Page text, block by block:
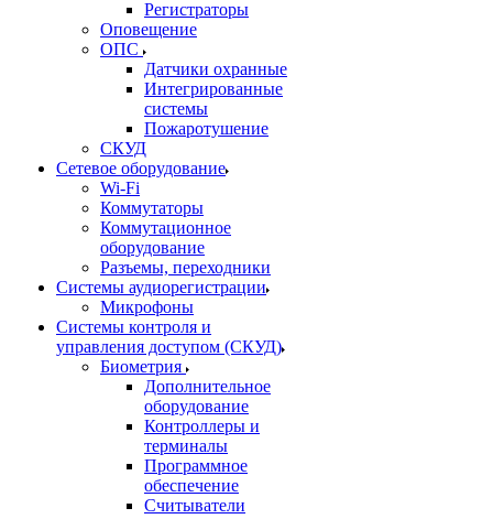
Регистраторы
Оповещение
ОПС
Датчики охранные
Интегрированные
системы
Пожаротушение
СКУД
Сетевое оборудование
Wi-Fi
Коммутаторы
Коммутационное
оборудование
Разъемы, переходники
Системы аудиорегистрации
Микрофоны
Системы контроля и
управления доступом (СКУД)
Биометрия
Дополнительное
оборудование
Контроллеры и
терминалы
Программное
обеспечение
Считыватели